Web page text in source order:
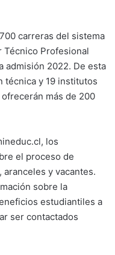
carreras del sistema
Técnico Profesional
admisión 2022. De esta
técnica y 19 institutos
más de 200
los
el proceso de
y vacantes.
sobre la
estudiantiles a
ser contactados